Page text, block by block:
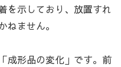
を示しており、放置すれ
ねません。
成形品の変化」です。前